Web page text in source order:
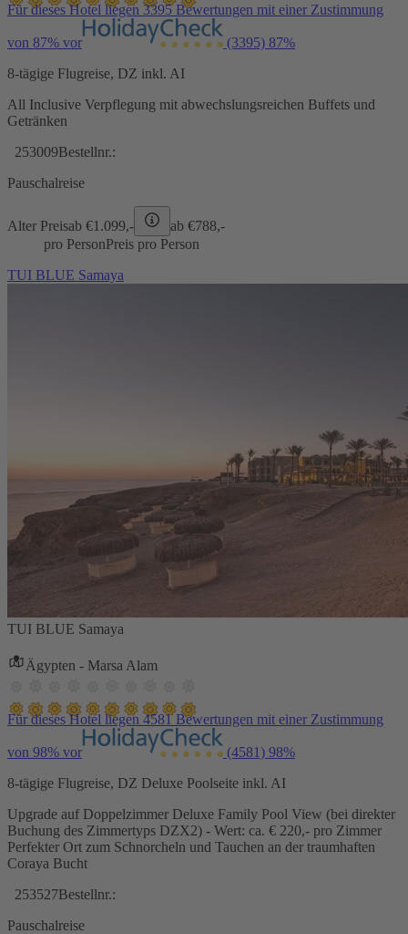
Für dieses Hotel liegen 3395 Bewertungen mit einer Zustimmung
von 87% vor (3395) 87%
8-tägige Flugreise, DZ inkl. AI
All Inclusive Verpflegung mit abwechslungsreichen Buffets und
Getränken
253009Bestellnr.:
Pauschalreise
Alter Preisab €1.099,- ab €788,-
pro PersonPreis pro Person
TUI BLUE Samaya
TUI BLUE Samaya
Ägypten - Marsa Alam
Für dieses Hotel liegen 4581 Bewertungen mit einer Zustimmung
von 98% vor (4581) 98%
8-tägige Flugreise, DZ Deluxe Poolseite inkl. AI
Upgrade auf Doppelzimmer Deluxe Family Pool View (bei direkter
Buchung des Zimmertyps DZX2) - Wert: ca. € 220,- pro Zimmer
Perfekter Ort zum Schnorcheln und Tauchen an der traumhaften
Coraya Bucht
253527Bestellnr.:
Pauschalreise